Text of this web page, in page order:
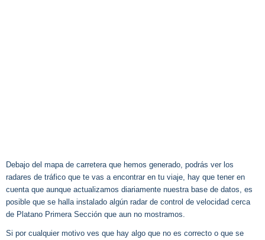
Debajo del mapa de carretera que hemos generado, podrás ver los
radares de tráfico que te vas a encontrar en tu viaje, hay que tener en
cuenta que aunque actualizamos diariamente nuestra base de datos, es
posible que se halla instalado algún radar de control de velocidad cerca
de Platano Primera Sección que aun no mostramos.
Si por cualquier motivo ves que hay algo que no es correcto o que se